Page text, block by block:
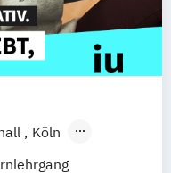
Köln